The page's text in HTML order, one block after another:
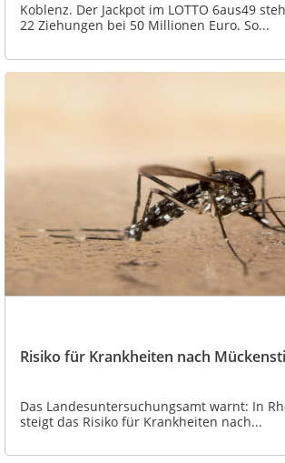
Koblenz. Der Jackpot im LOTTO 6aus49
22 Ziehungen bei 50 Millionen Euro. So...
Risiko für Krankheiten nach
Das Landesuntersuchungsamt warnt: In
steigt das Risiko für Krankheiten nach...